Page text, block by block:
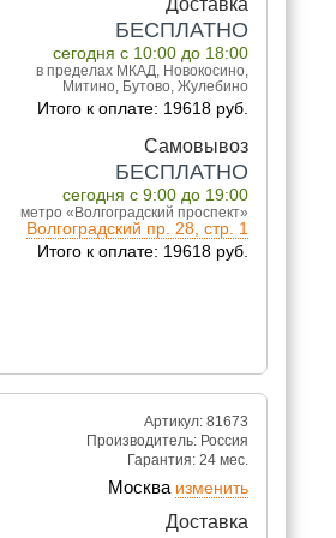
Доставка
БЕСПЛАТНО
сегодня с 10:00 до 18:00
в пределах МКАД, Новокосино,
Митино, Бутово, Жулебино
Итого к оплате: 19618 руб.
Самовывоз
БЕСПЛАТНО
сегодня с 9:00 до 19:00
метро «Волгоградский проспект»
Волгоградский пр. 28, стр. 1
Итого к оплате: 19618 руб.
Артикул: 81673
Производитель: Россия
Гарантия: 24 мес.
Москва изменить
Доставка